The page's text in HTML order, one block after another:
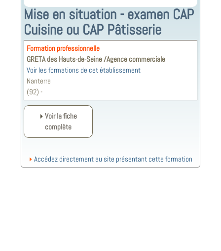
Mise en situation - examen CAP
Cuisine ou CAP Pâtisserie
Formation professionnelle
GRETA des Hauts-de-Seine /Agence commerciale
Voir les formations de cet établissement
Nanterre
(92) -
Voir la fiche
complète
Accédez directement au site présentant cette formation